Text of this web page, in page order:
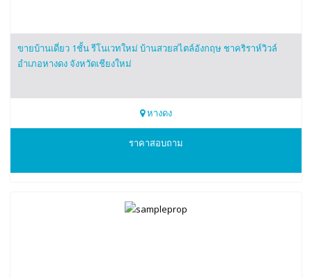
0835644504
ขายบ้านเดี่ยว 1ชั้น รีโนเวทใหม่ บ้านสวยสไตล์อังกฤษ ชาคริราห์วิวล์
อำเภอหางดง จังหวัดเชียงใหม่
หางดง
ราคาสอบถาม